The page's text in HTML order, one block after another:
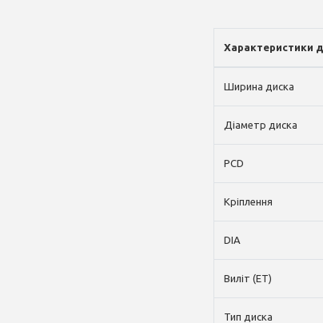
Характеристики
Ширина диска
Діаметр диска
PCD
Кріплення
DIA
Виліт (ET)
Тип диска